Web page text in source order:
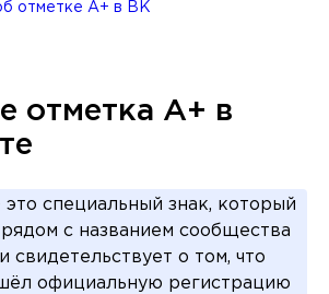
отметке A+ в ВК
отметка A+ в
это специальный знак, который
с названием сообщества
свидетельствует о том, что
официальную регистрацию